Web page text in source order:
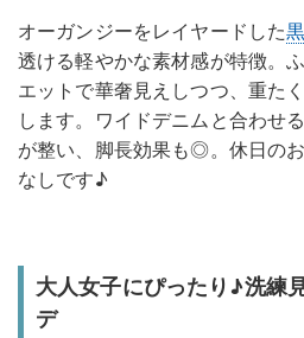
オーガンジーをレイヤードした
透ける軽やかな素材感が特徴。
エットで華奢見えしつつ、重た
します。ワイドデニムと合わせ
が整い、脚長効果も◎。休日の
なしです♪
大人女子にぴったり♪洗練
デ